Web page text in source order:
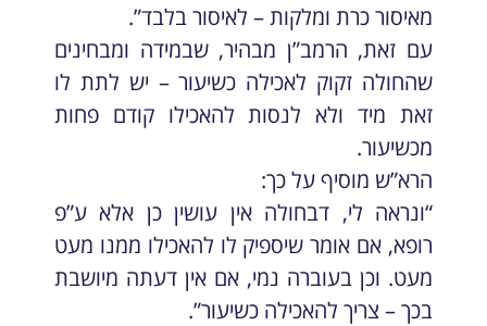
מאיסור כרת ומלקות – לאיסור בלבד”.
עם זאת, הרמב”ן מבהיר, שבמידה ומבחינים
שהחולה זקוק לאכילה כשיעור – יש לתת לו
זאת מיד ולא לנסות להאכילו קודם פחות
מכשיעור.
הרא”ש מוסיף על כך:
“ונראה לי, דבחולה אין עושין כן אלא ע”פ
רופא, אם אומר שיספיק לו להאכילו ממנו מעט
מעט. וכן בעוברה נמי, אם אין דעתה מיושבת
בכך – צריך להאכילה כשיעור”.